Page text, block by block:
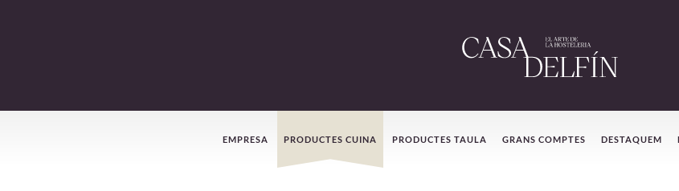
MenúEMPRESA PRODUCTES CUINA PRODUCTES TAULA GRANS COMPTES DESTAQUEM